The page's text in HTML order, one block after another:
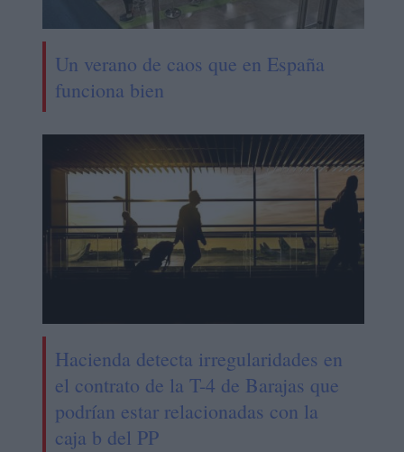
Un verano de caos que en España
funciona bien
Hacienda detecta irregularidades en
el contrato de la T-4 de Barajas que
podrían estar relacionadas con la
caja b del PP